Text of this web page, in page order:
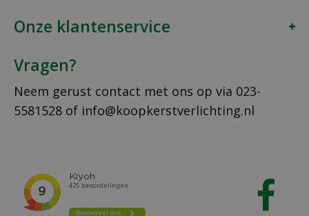
Onze klantenservice
Vragen?
Neem gerust contact met ons op via 023-
5581528 of info@koopkerstverlichting.nl